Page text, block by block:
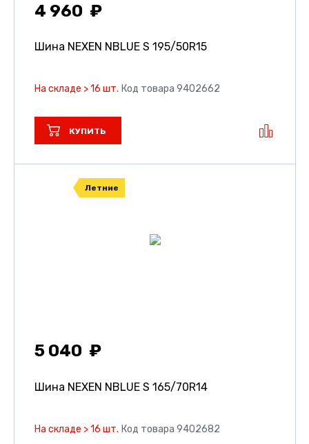
4 960
Шина NEXEN NBLUE S 195/50R15
На складе > 16 шт. Код товара 9402662
КУПИТЬ
Летние
5 040
Шина NEXEN NBLUE S 165/70R14
На складе > 16 шт. Код товара 9402682